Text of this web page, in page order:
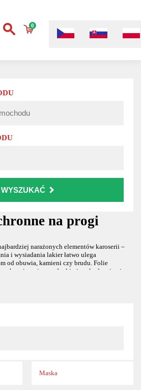
0
WYSZUKAĆ
na progi
narażonych elementów karoserii –
i wysiadania lakier łatwo ulega
od obuwia, kamieni czy brudu. Folie
zabezpieczają przed takimi uszkodzeniami, są
dopasowane do kształtu auta. Dzięki
Maska